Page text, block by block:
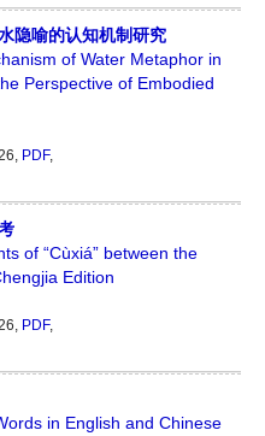
隐喻的认知机制研究
of Water Metaphor in
Perspective of Embodied
PDF,
of “Cùxiá” between the
Edition
PDF,
in English and Chinese